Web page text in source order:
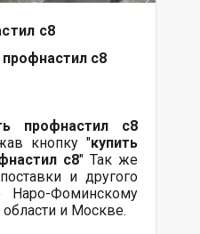
с8
профнастил с8
профнастил с8
кнопку "купить
с8" Так же
поставки и другого
Наро-Фоминскому
и Москве.